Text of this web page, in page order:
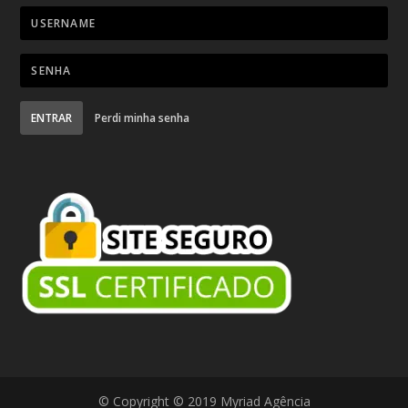
ENTRAR Perdi minha senha
© Copyright © 2019 Myriad Agência